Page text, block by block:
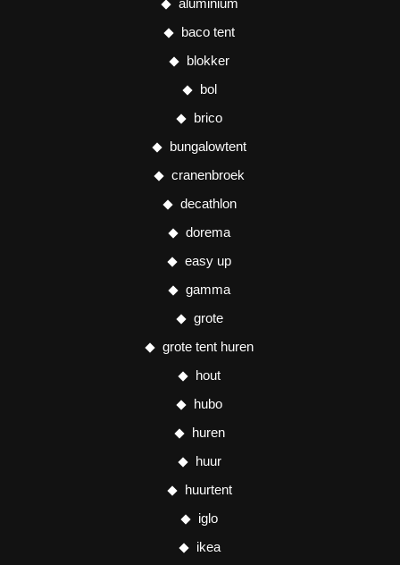
aluminium
baco tent
blokker
bol
brico
bungalowtent
cranenbroek
decathlon
dorema
easy up
gamma
grote
grote tent huren
hout
hubo
huren
huur
huurtent
iglo
ikea